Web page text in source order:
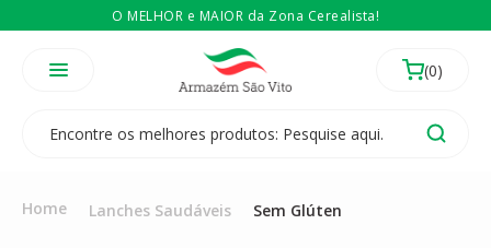
O MELHOR e MAIOR da Zona Cerealista!
Temos 3 lojas físicas na Zona Cerealista de São Paulo!
É revendedor? EntãoCompre no atacado
Home Lanches Saudáveis Sem Glúten